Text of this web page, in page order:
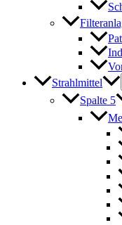
Strahlmittel
Spalte 5